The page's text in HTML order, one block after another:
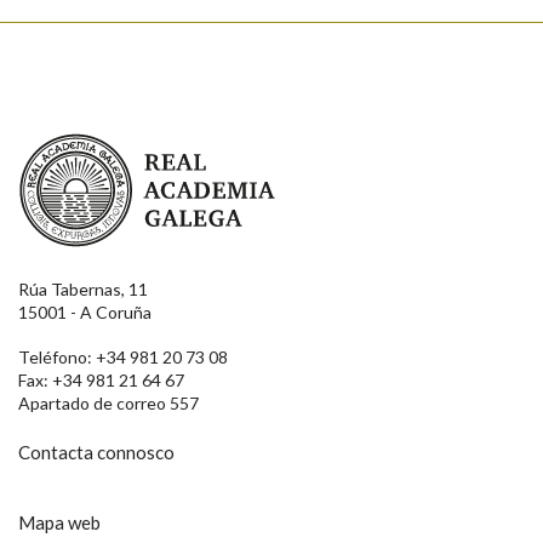
Real Academia Galega
Rúa Tabernas, 11
15001 - A Coruña
Teléfono: +34 981 20 73 08
Fax: +34 981 21 64 67
Apartado de correo 557
Contacta connosco
Mapa web